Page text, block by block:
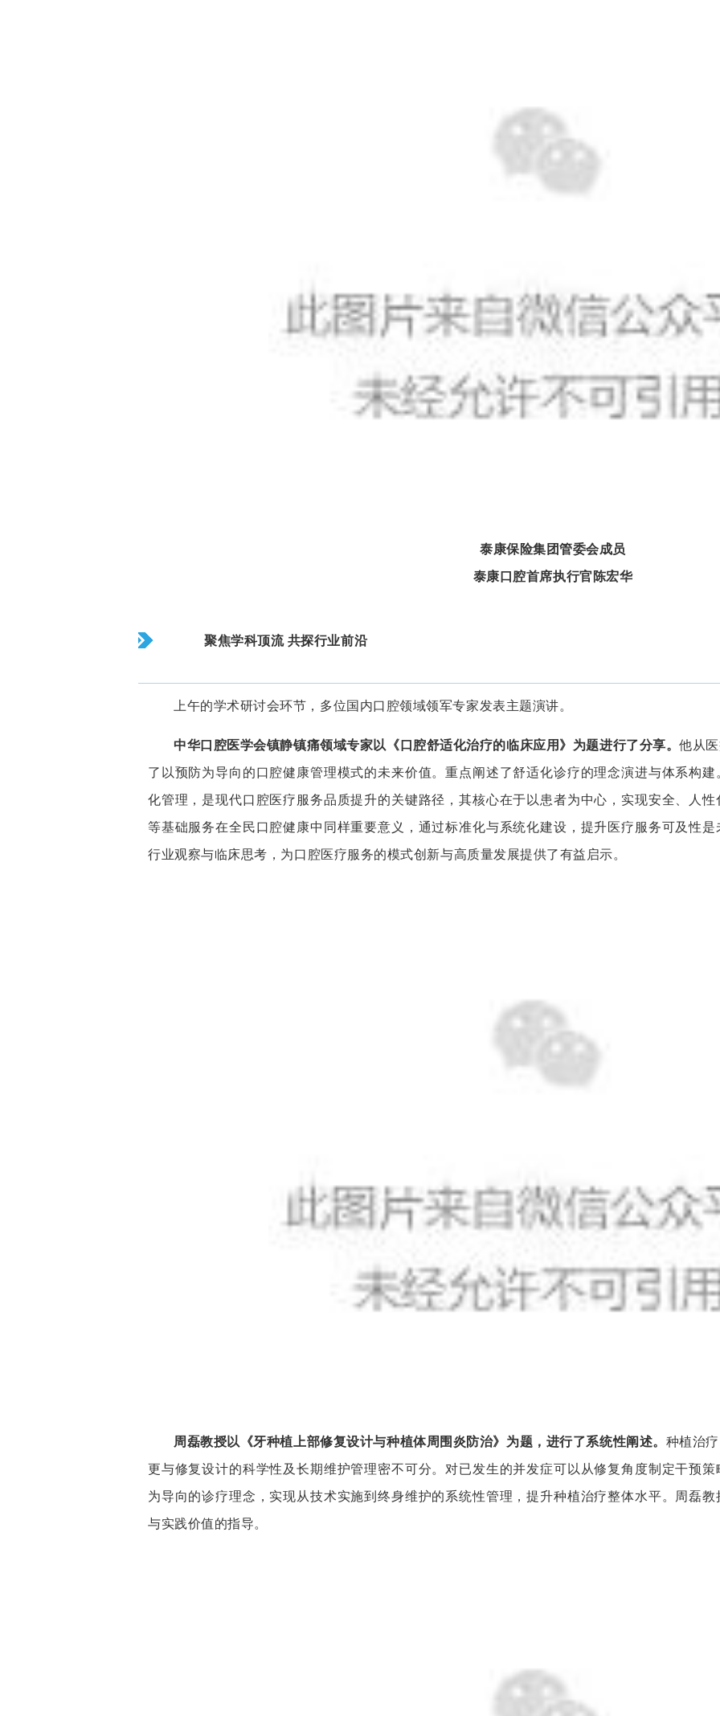
泰康保险集团管委会成员
泰康口腔首席执行官陈宏华
聚焦学科顶流 共探行业前沿
上午的学术研讨会环节，多位国内口腔领域领军专家发表主题演讲。
中华口腔医学会镇静镇痛领域专家以《口腔舒适化治疗的临床应用》为题进行了分享。他从
了以预防为导向的口腔健康管理模式的未来价值。重点阐述了舒适化诊疗的理念演进与体系构
化管理，是现代口腔医疗服务品质提升的关键路径，其核心在于以患者为中心，实现安全、人
等基础服务在全民口腔健康中同样重要意义，通过标准化与系统化建设，提升医疗服务可及性
行业观察与临床思考，为口腔医疗服务的模式创新与高质量发展提供了有益启示。
周磊教授以《牙种植上部修复设计与种植体周围炎防治》为题，进行了系统性阐述。 种植治
更与修复设计的科学性及长期维护管理密不可分。对已发生的并发症可以从修复角度制定干预
为导向的诊疗理念，实现从技术实施到终身维护的系统性管理，提升种植治疗整体水平。周磊
与实践价值的指导。